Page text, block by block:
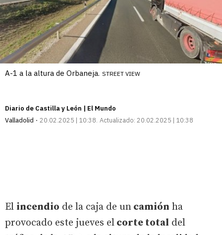
A-1 a la altura de Orbaneja. STREET VIEW
Diario de Castilla y León | El Mundo
Valladolid
20.02.2025 | 10:38 Actualizado: 20.02.2025 | 10:38
El incendio de la caja de un camión ha
provocado este jueves el corte total del